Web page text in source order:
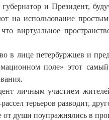
и Президент,
на использование
что виртуальное
в лице петербуржцев и
поле» этот
личным участием
терьеров разводит,
души поупражнялись в